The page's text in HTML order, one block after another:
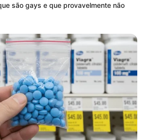
são gays e que provavelmente não